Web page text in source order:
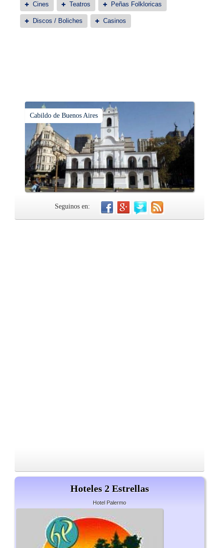
Cines Teatros Peñas Folkloricas
Discos / Boliches Casinos
Cabildo de Buenos Aires
Seguinos en:
Hoteles 2 Estrellas
Hotel Palermo